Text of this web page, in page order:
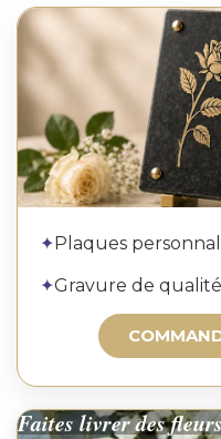
✦Plaques
✦Gravure de qualité
Faites livrer des